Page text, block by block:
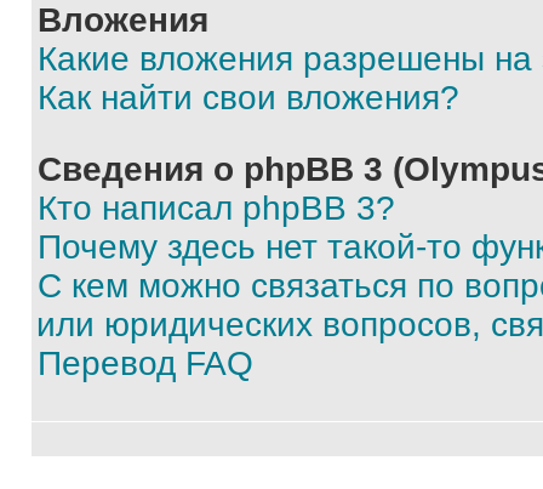
Вложения
Какие вложения разрешены
Как найти свои вложения?
Сведения о phpBB 3
Кто написал phpBB 3?
Почему здесь нет такой-то
С кем можно связаться по
или юридических вопросов,
Перевод FAQ